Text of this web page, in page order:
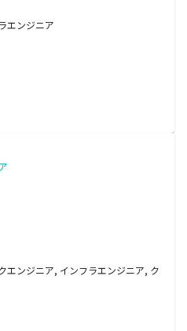
エンジニア
エンジニア, インフラエンジニア, ク